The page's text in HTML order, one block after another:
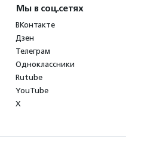
Мы в соц.сетях
ВКонтакте
Дзен
Телеграм
Одноклассники
Rutube
YouTube
X